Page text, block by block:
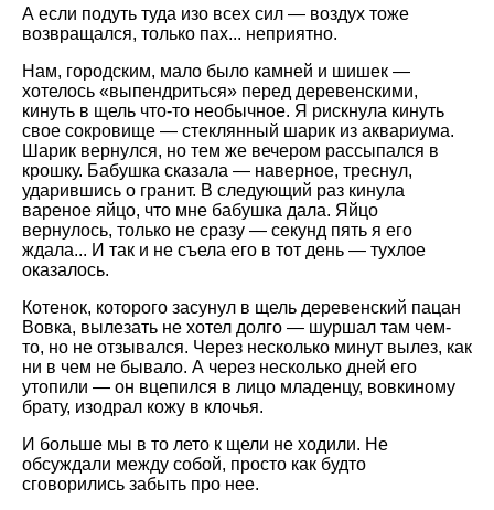
А если подуть туда изо всех сил — воздух тоже
возвращался, только пах... неприятно.
Нам, городским, мало было камней и шишек —
хотелось «выпендриться» перед деревенскими,
кинуть в щель что-то необычное. Я рискнула кинуть
свое сокровище — стеклянный шарик из аквариума.
Шарик вернулся, но тем же вечером рассыпался в
крошку. Бабушка сказала — наверное, треснул,
ударившись о гранит. В следующий раз кинула
вареное яйцо, что мне бабушка дала. Яйцо
вернулось, только не сразу — секунд пять я его
ждала... И так и не съела его в тот день — тухлое
оказалось.
Котенок, которого засунул в щель деревенский пацан
Вовка, вылезать не хотел долго — шуршал там чем-
то, но не отзывался. Через несколько минут вылез, как
ни в чем не бывало. А через несколько дней его
утопили — он вцепился в лицо младенцу, вовкиному
брату, изодрал кожу в клочья.
И больше мы в то лето к щели не ходили. Не
обсуждали между собой, просто как будто
сговорились забыть про нее.